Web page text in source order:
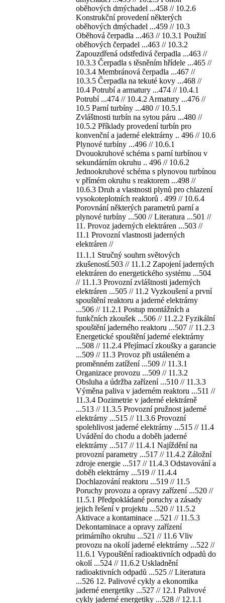
oběhových dmýchadel ...458 // 10.2.6
Konstrukční provedení některých
oběhových dmýchadel ...459 // 10.3
Oběhová čerpadla ...463 // 10.3.1 Použití
oběhových čerpadel ...463 // 10.3.2
Zapouzdřená odstředivá čerpadla ...463 //
10.3.3 Čerpadla s těsněním hřídele ...465 //
10.3.4 Membránová čerpadla ...467 //
10.3.5 Čerpadla na tekuté kovy ...468 //
10.4 Potrubí a armatury ...474 // 10.4.1
Potrubí ...474 // 10.4.2 Armatury ...476 //
10.5 Parní turbíny ...480 // 10.5.1
Zvláštnosti turbín na sytou páru ...480 //
10.5.2 Příklady provedení turbín pro
konvenční a jaderné elektrárny .. 496 // 10.6
Plynové turbíny ...496 // 10.6.1
Dvouokruhové schéma s parní turbínou v
sekundárním okruhu .. 496 // 10.6.2
Jednookruhové schéma s plynovou turbínou
v přímém okruhu s reaktorem ...498 //
10.6.3 Druh a vlastnosti plynů pro chlazení
vysokoteplotních reaktorů . 499 // 10.6.4
Porovnání některých parametrů parní a
plynové turbíny ...500 // Literatura ...501 //
11. Provoz jaderných elektráren ...503 //
11.1 Provozní vlastnosti jaderných
elektráren //
11.1.1 Stručný souhrn světových
zkušeností.503 // 11.1.2 Zapojení jaderných
elektráren do energetického systému ...504
// 11.1.3 Provozní zvláštnosti jaderných
elektráren ...505 // 11.2 Vyzkoušení a první
spouštění reaktoru a jaderné elektrárny
...506 // 11.2.1 Postup montážních a
funkčních zkoušek ...506 // 11.2.2 Fyzikální
spouštění jaderného reaktoru ...507 // 11.2.3
Energetické spouštění jaderné elektrárny
...508 // 11.2.4 Přejímací zkoušky a garancie
...509 // 11.3 Provoz při ustáleném a
proměnném zatížení ...509 // 11.3.1
Organizace provozu ...509 // 11.3.2
Obsluha a údržba zařízení ...510 // 11.3.3
Výměna paliva v jaderném reaktoru ...511 //
11.3.4 Dozimetrie v jaderné elektrárně
...513 // 11.3.5 Provozní pružnost jaderné
elektrárny ...515 // 11.3.6 Provozní
spolehlivost jaderné elektrárny ...515 // 11.4
Uvádění do chodu a doběh jaderné
elektrárny ...517 // 11.4.1 Najíždění na
provozní parametry ...517 // 11.4.2 Záložní
zdroje energie ...517 // 11.4.3 Odstavování a
doběh elektrárny ...519 // 11.4.4
Dochlazování reaktoru ...519 // 11.5
Poruchy provozu a opravy zařízení ...520 //
11.5.1 Předpokládané poruchy a zásady
jejich řešení v projektu ...520 // 11.5.2
Aktivace a kontaminace ...521 // 11.5.3
Dekontaminace a opravy zařízení
primárního okruhu ...521 // 11.6 Vliv
provozu na okolí jaderné elektrárny ...522 //
11.6.1 Vypouštění radioaktivních odpadů do
okolí ...524 // 11.6.2 Uskladnění
radioaktivních odpadů ...525 // Literatura
...526 12. Palivové cykly a ekonomika
jaderné energetiky ...527 // 12.1 Palivové
cykly jaderné energetiky ...528 // 12.1.1